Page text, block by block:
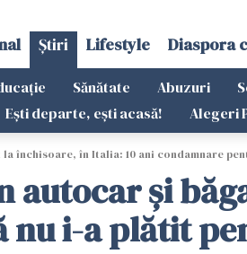
Știri Lifestyle Diaspora
Sănătate Abuzuri
Ești departe, ești acasă! Alegeri
închisoare, în Italia: 10 ani condamnare
autocar și
i-a plătit